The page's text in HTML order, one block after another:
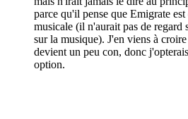
parce qu'il pense que Emigrate
musicale (il n'aurait pas de regard
sur la musique). J'en viens à
devient un peu con, donc
option.